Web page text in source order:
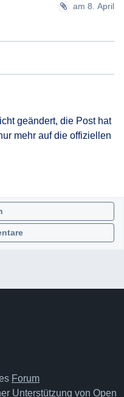
am 8. April
geändert, die Post hat
mehr auf die offiziellen
Forum
Unterstützung von Open